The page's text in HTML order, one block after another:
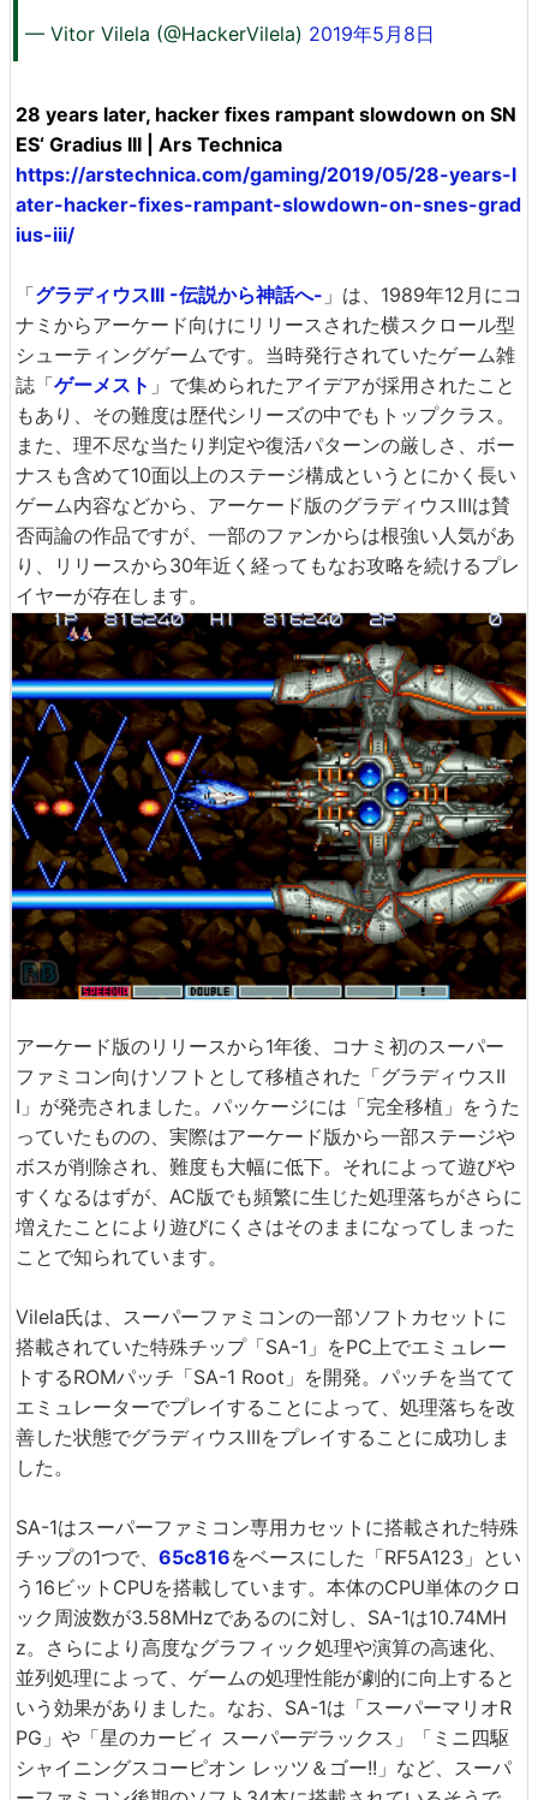
— Vitor Vilela (@HackerVilela) 2019年5月8日
28 years later, hacker fixes rampant slowdown on SN
ES‘ Gradius III | Ars Technica
https://arstechnica.com/gaming/2019/05/28-years-l
ater-hacker-fixes-rampant-slowdown-on-snes-grad
ius-iii/
「グラディウスIII -伝説から神話へ- 」は、1989年12月にコ
ナミからアーケード向けにリリースされた横スクロール型
シューティングゲームです。当時発行されていたゲーム雑
誌「ゲーメスト 」で集められたアイデアが採用されたこと
もあり、その難度は歴代シリーズの中でもトップクラス。
また、理不尽な当たり判定や復活パターンの厳しさ、ボー
ナスも含めて10面以上のステージ構成というとにかく長い
ゲーム内容などから、アーケード版のグラディウスIIIは賛
否両論の作品ですが、一部のファンからは根強い人気があ
り、リリースから30年近く経ってもなお攻略を続けるプレ
イヤーが存在します。
アーケード版のリリースから1年後、コナミ初のスーパー
ファミコン向けソフトとして移植された「グラディウスII
I」が発売されました。パッケージには「完全移植」をうた
っていたものの、実際はアーケード版から一部ステージや
ボスが削除され、難度も大幅に低下。それによって遊びや
すくなるはずが、AC版でも頻繁に生じた処理落ちがさらに
増えたことにより遊びにくさはそのままになってしまった
ことで知られています。
Vilela氏は、スーパーファミコンの一部ソフトカセットに
搭載されていた特殊チップ「SA-1」をPC上でエミュレー
トするROMパッチ「SA-1 Root」を開発。パッチを当てて
エミュレーターでプレイすることによって、処理落ちを改
善した状態でグラディウスIIIをプレイすることに成功しま
した。
SA-1はスーパーファミコン専用カセットに搭載された特殊
チップの1つで、 65c816をベースにした「RF5A123」とい
う16ビットCPUを搭載しています。本体のCPU単体のクロ
ック周波数が3.58MHzであるのに対し、SA-1は10.74MH
z。さらにより高度なグラフィック処理や演算の高速化、
並列処理によって、ゲームの処理性能が劇的に向上すると
いう効果がありました。なお、SA-1は「スーパーマリオR
PG」や「星のカービィ スーパーデラックス」「ミニ四駆
シャイニングスコーピオン レッツ＆ゴー!!」など、スーパ